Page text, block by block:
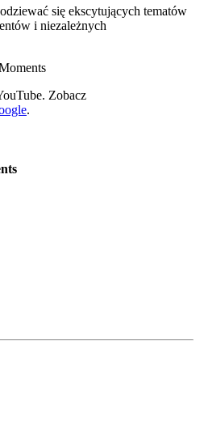
się ekscytujących tematów
i niezależnych
Zobacz
.